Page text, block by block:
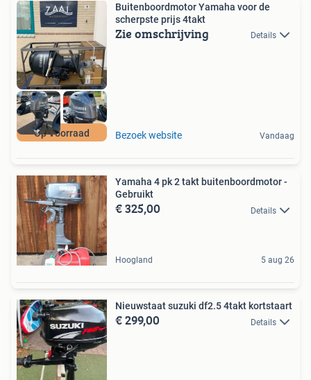
Op Voorraad
Buitenboordmotor Yamaha voor de
scherpste prijs 4takt
Zie omschrijving Details
Bezoek website Vandaag
Yamaha 4 pk 2 takt buitenboordmotor -
Gebruikt
€ 325,00 Details
Hoogland 5 aug 26
Nieuwstaat suzuki df2.5 4takt kortstaart
€ 299,00 Details